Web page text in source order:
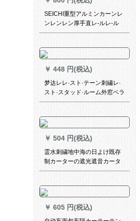
SEICHI重型アルミンカーンレ
ンレンレン厚手直レ-ルレ-ル
レ-ルナノトラック·マルポ-ル
米价格
￥ 448 円(税込)
梦达レレ·スト·テーン刺繡レ·
スト·スタッド·ルーム外窓ベラ
ンダ既製のカーター·テーン·ス
メニューメニュープリンセス·
サーフ·ダーダーダー·ダーダー
·ダー·ダー·ダー·テーン1メー
トル幅特写（カスタマー·サー
ビス）
￥ 504 円(税込)
霊水刺繍地中海の日よけ既存
制カーターの遮光遮音カータ
ーターテーンカーンンダンカ
リングリングリングのカーリ
ングリングリングリングリン
グリングリングのための窓寝
室リングリングリングリング
￥ 605 円(税込)